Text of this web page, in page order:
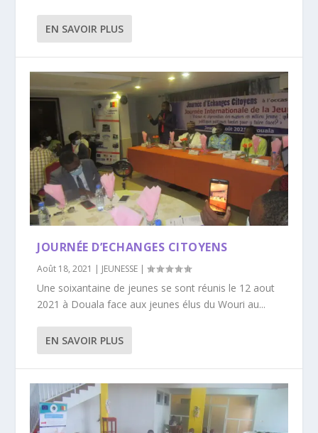
EN SAVOIR PLUS
JOURNÉE D’ECHANGES CITOYENS
Août 18, 2021 | JEUNESSE |
Une soixantaine de jeunes se sont réunis le 12 aout
2021 à Douala face aux jeunes élus du Wouri au...
EN SAVOIR PLUS